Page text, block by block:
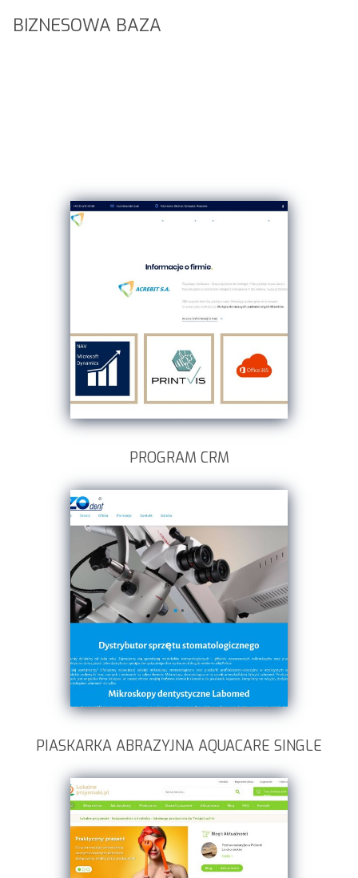
BIZNESOWA BAZA
PROGRAM CRM
PIASKARKA ABRAZYJNA AQUACARE SINGLE